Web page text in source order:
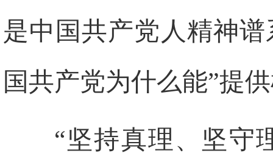
是中国共产党人精神
国共产党为什么能”提
“坚持真理、坚守